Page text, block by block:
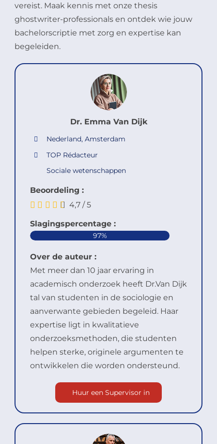
vereist. Maak kennis met onze thesis
ghostwriter-professionals en ontdek wie jouw
bachelorscriptie met zorg en expertise kan
begeleiden.
Dr. Emma Van Dijk
Nederland, Amsterdam
TOP Rédacteur
Sociale wetenschappen
Beoordeling :
4,7 /5
Slagingspercentage :
97%
Over de auteur :
Met meer dan 10 jaar ervaring in
academisch onderzoek heeft Dr.Van Dijk
tal van studenten in de sociologie en
aanverwante gebieden begeleid. Haar
expertise ligt in kwalitatieve
onderzoeksmethoden, die studenten
helpen sterke, originele argumenten te
ontwikkelen die worden ondersteund.
Huur een Supervisor in